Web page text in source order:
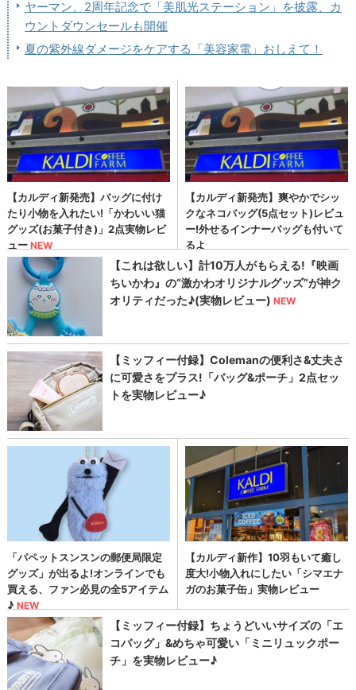
ヤーマン、2周年記念で「美肌光ステーション」を披露、カ
ウントダウンセールも開催
夏の紫外線ダメージをケアする「美容家電」おしえて！